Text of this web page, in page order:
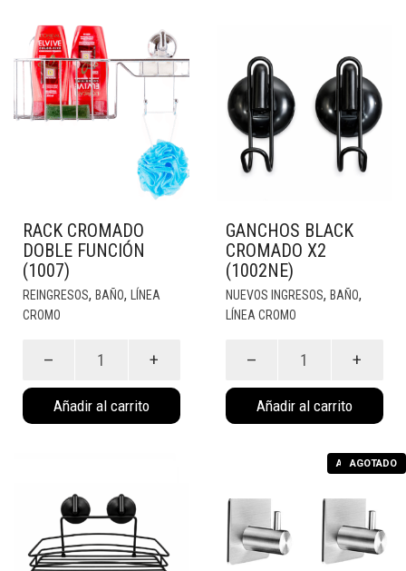
RACK CROMADO
DOBLE FUNCIÓN
(1007)
REINGRESOS, BAÑO, LÍNEA
CROMO
Doble
Función
(1007)
Añadir al carrito
GANCHOS BLACK
CROMADO X2
(1002NE)
NUEVOS INGRESOS, BAÑO,
LÍNEA CROMO
Cromado
(1002Ne)
Añadir al carrito
AGOTADO
AGOTADO